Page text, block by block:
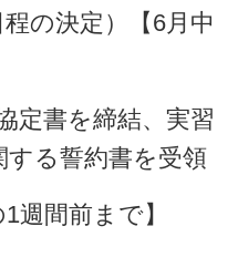
程の決定）【6月中
書を締結、実習
る誓約書を受領
間前まで】